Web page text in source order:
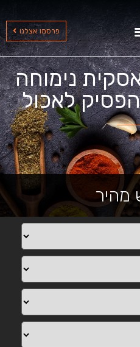
פרסמו אצלנו
נימוחה
לאכול
מהיר